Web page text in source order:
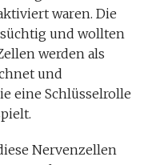
waren. Die
und wollten
werden als
und
eine Schlüsselrolle
Nervenzellen